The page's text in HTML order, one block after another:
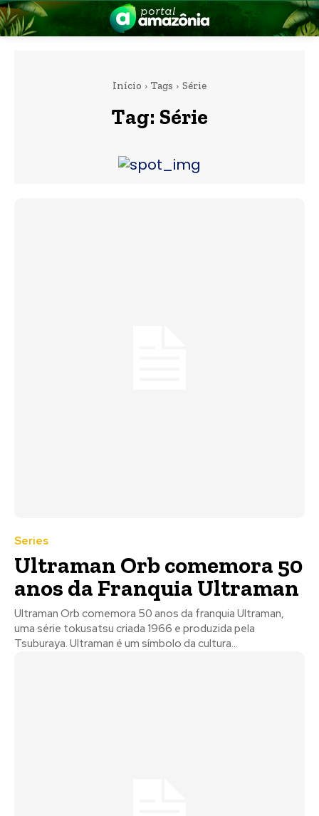
Início Tags Série
Tag: Série
Series
Ultraman Orb comemora 50
anos da Franquia Ultraman
Ultraman Orb comemora 50 anos da franquia Ultraman,
uma série tokusatsu criada 1966 e produzida pela
Tsuburaya. Ultraman é um símbolo da cultura...